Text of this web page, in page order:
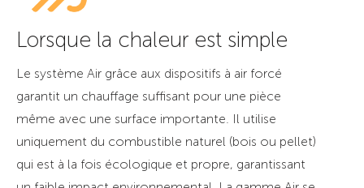
Lorsque la chaleur est simple
Le système Air grâce aux dispositifs à air forcé
garantit un chauffage suffisant pour une pièce
même avec une surface importante. Il utilise
uniquement du combustible naturel (bois ou pellet)
qui est à la fois écologique et propre, garantissant